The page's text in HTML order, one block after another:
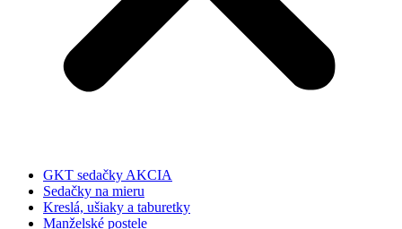
GKT sedačky AKCIA
Sedačky na mieru
Kreslá, ušiaky a taburetky
Manželské postele